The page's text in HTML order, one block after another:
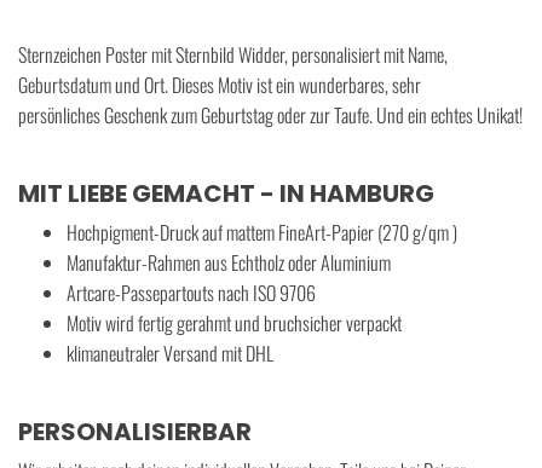
Sternzeichen Poster mit Sternbild Widder, personalisiert mit Name,
Geburtsdatum und Ort. Dieses Motiv ist ein wunderbares, sehr
persönliches Geschenk zum Geburtstag oder zur Taufe. Und ein echtes Unikat!
MIT LIEBE GEMACHT - IN HAMBURG
Hochpigment-Druck auf mattem FineArt-Papier (270 g/qm )
Manufaktur-Rahmen aus Echtholz oder Aluminium
Artcare-Passepartouts nach ISO 9706
Motiv wird fertig gerahmt und bruchsicher verpackt
klimaneutraler Versand mit DHL
PERSONALISIERBAR